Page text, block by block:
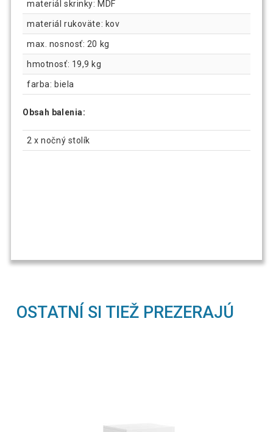
materiál skrinky: MDF
materiál rukoväte: kov
max. nosnosť: 20 kg
hmotnosť: 19,9 kg
farba: biela
Obsah balenia:
2 x nočný stolík
OSTATNÍ SI TIEŽ PREZERAJÚ